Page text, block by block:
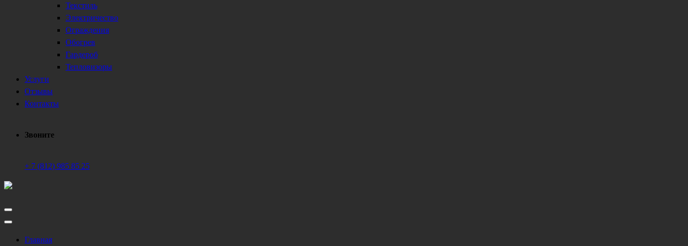
Текстиль
Электричество
Ограждения
Обогрев
Гардероб
Тепловизоры
Услуги
Отзывы
Контакты
Звоните
+ 7 (812) 985 85 25
Техническое обеспечение мероприятий
Главная